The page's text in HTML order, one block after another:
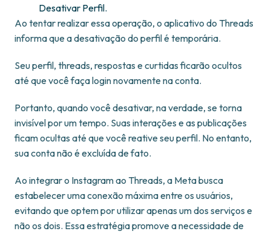
Desativar Perfil.
Ao tentar realizar essa operação, o aplicativo do Threads
informa que a desativação do perfil é temporária.
Seu perfil, threads, respostas e curtidas ficarão ocultos
até que você faça login novamente na conta.
Portanto, quando você desativar, na verdade, se torna
invisível por um tempo. Suas interações e as publicações
ficam ocultas até que você reative seu perfil. No entanto,
sua conta não é excluída de fato.
Ao integrar o Instagram ao Threads, a Meta busca
estabelecer uma conexão máxima entre os usuários,
evitando que optem por utilizar apenas um dos serviços e
não os dois. Essa estratégia promove a necessidade de